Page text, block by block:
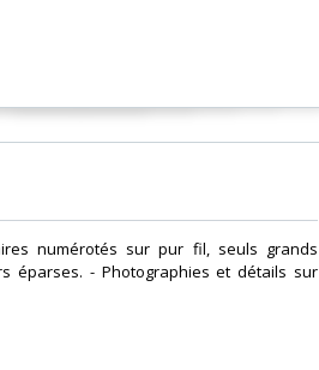
numérotés sur pur fil, seuls grands
éparses. - Photographies et détails sur